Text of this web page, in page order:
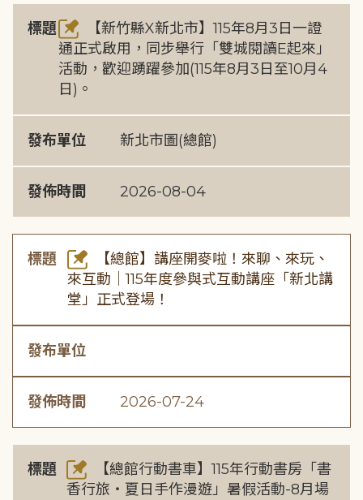
標題
【新竹縣X新北市】115年8月3日一證
通正式啟用，同步舉行「雙城閱讀E起來」
活動，歡迎踴躍參加(115年8月3日至10月4
日)。
發布單位 新北市圖(總館)
發佈時間 2026-08-04
標題
【總館】講座開麥啦！來聊、來玩、
來互動｜115年度參與式互動講座「新北講
堂」正式登場！
發布單位
發佈時間 2026-07-24
標題
【總館行動書車】115年行動書房「書
香行旅・夏日手作漫遊」暑假活動-8月場